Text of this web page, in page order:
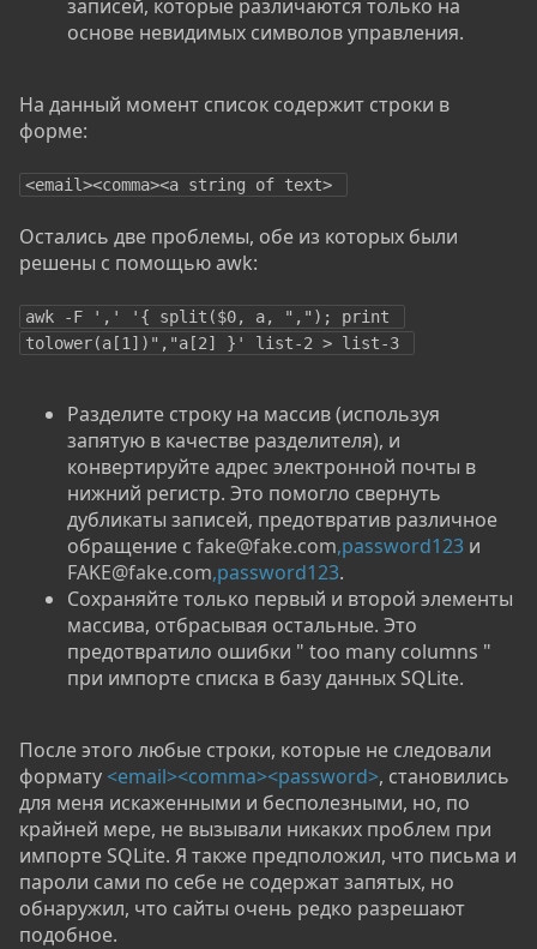
записей, которые различаются только на
основе невидимых символов управления.
На данный момент список содержит строки в
форме:
<email><comma><a string of text>
Остались две проблемы, обе из которых были
решены с помощью awk:
awk -F ',' '{ split($0, a, ","); print
tolower(a[1])","a[2] }' list-2 > list-3
Разделите строку на массив (используя
запятую в качестве разделителя), и
конвертируйте адрес электронной почты в
нижний регистр. Это помогло свернуть
дубликаты записей, предотвратив различное
обращение с fake@fake.com,password123 и
FAKE@fake.com,password123.
Сохраняйте только первый и второй элементы
массива, отбрасывая остальные. Это
предотвратило ошибки " too many columns "
при импорте списка в базу данных SQLite.
После этого любые строки, которые не следовали
формату<email><comma><password>, становились
для меня искаженными и бесполезными, но, по
крайней мере, не вызывали никаких проблем при
импорте SQLite. Я также предположил, что письма и
пароли сами по себе не содержат запятых, но
обнаружил, что сайты очень редко разрешают
подобное.